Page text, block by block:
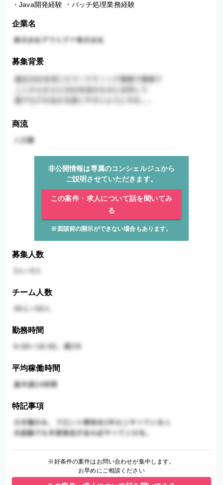
・Java開発経験 ・バッチ処理業務経験
企業名
募集背景
商流
非公開情報は専属のコンシェルジュから
ご説明させていただきます。
この案件・求人について話を聞いてみ
る
※面談前の開示ができない場合もあります。
募集人数
チーム人数
勤務時間
平均稼働時間
特記事項
※好条件の案件はお問い合わせが集中します。
お早めにご相談ください